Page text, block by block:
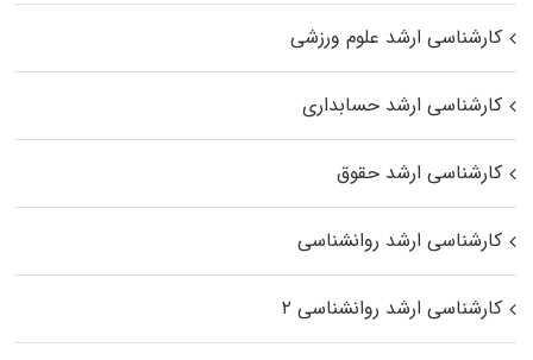
کارشناسی ارشد علوم ورزشی
کارشناسی ارشد حسابداری
کارشناسی ارشد حقوق
کارشناسی ارشد روانشناسی
کارشناسی ارشد روانشناسی ۲